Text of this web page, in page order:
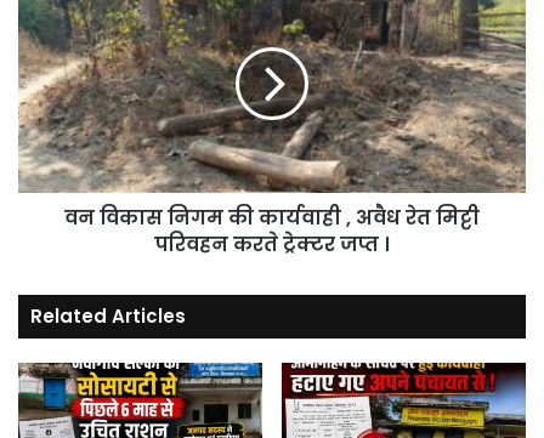
विकास
निगम
की
कार्यवाही
,
अवैध
रेत
मिट्टी
जप्त
वन विकास निगम की कार्यवाही , अवैध रेत मिट्टी
परिवहन करते ट्रेक्टर जप्त ।
Related Articles